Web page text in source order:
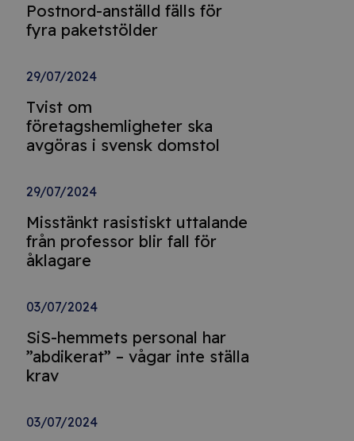
Postnord-anställd fälls för
fyra paketstölder
29/07/2024
Tvist om
företagshemligheter ska
avgöras i svensk domstol
29/07/2024
Misstänkt rasistiskt uttalande
från professor blir fall för
åklagare
03/07/2024
SiS-hemmets personal har
”abdikerat” – vågar inte ställa
krav
03/07/2024